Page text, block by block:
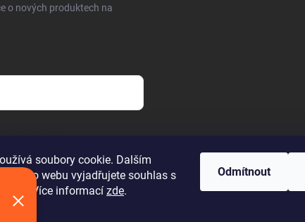
soubory cookie. Dalším
tohoto webu vyjadřujete souhlas s
Více informací zde.
Odmítnout
o nových produktech na
vyhrazena.